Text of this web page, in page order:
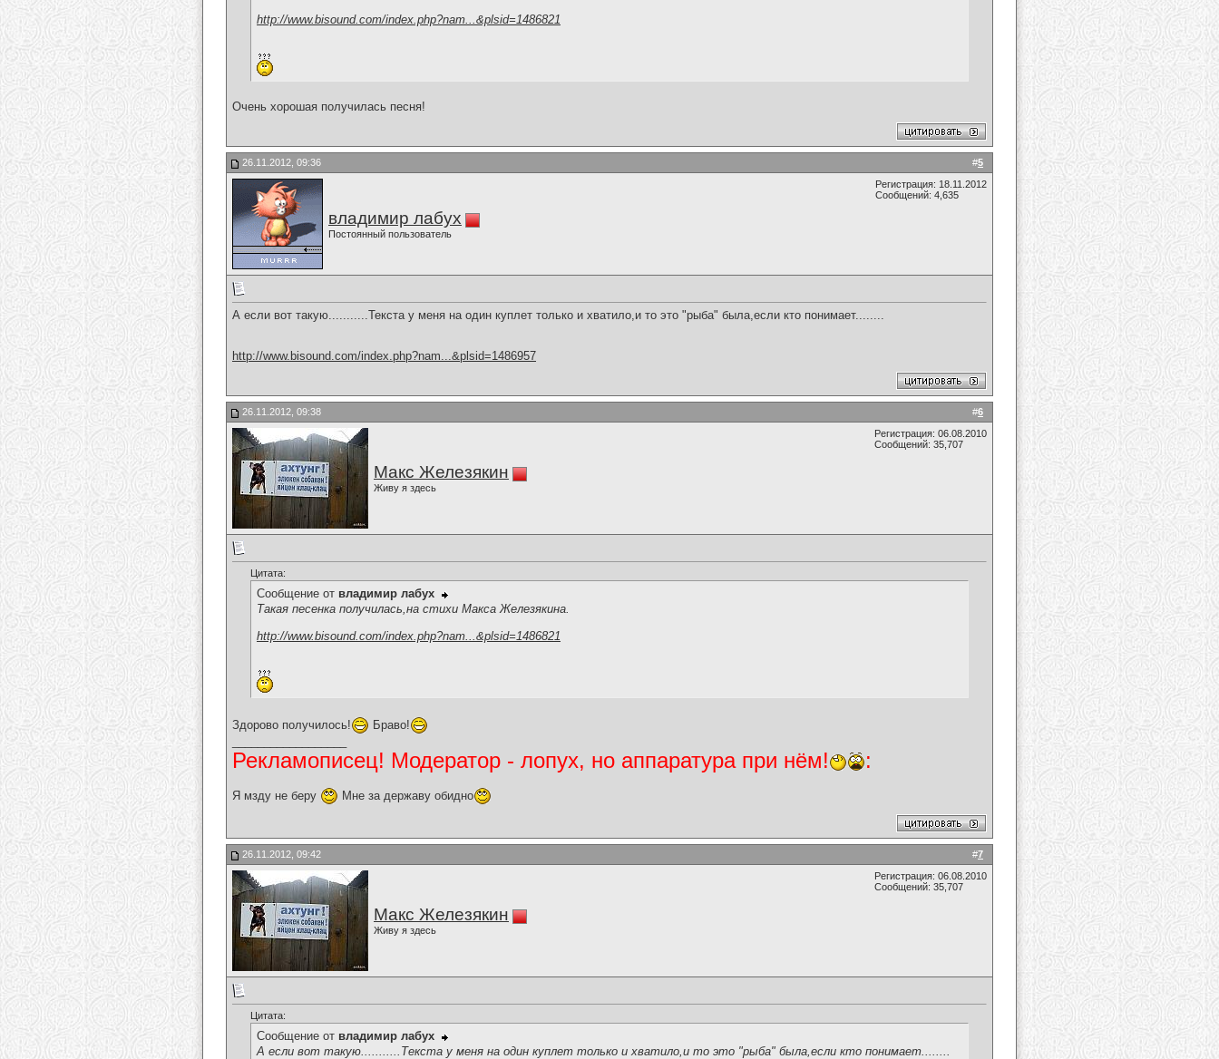
http://www.bisound.com/index.php?nam...&plsid=1486821
Очень хорошая получилась песня!
#5
26.11.2012, 09:36
владимир лабух
Постоянный пользователь
Регистрация: 18.11.2012
Сообщений: 4,635
А если вот такую...........Текста у меня на один куплет только и хватило,и то это "рыба" была,если кто понимает........
http://www.bisound.com/index.php?nam...&plsid=1486957
#6
26.11.2012, 09:38
Макс Железякин
Живу я здесь
Регистрация: 06.08.2010
Сообщений: 35,707
Цитата:
Сообщение от владимир лабух
Такая песенка получилась,на стихи Макса Железякина.
http://www.bisound.com/index.php?nam...&plsid=1486821
Здорово получилось!
Браво!
Рекламописец! Модератор - лопух, но аппаратура при нём! :
Я мзду не беру Мне за державу обидно
#7
26.11.2012, 09:42
Макс Железякин
Живу я здесь
Регистрация: 06.08.2010
Сообщений: 35,707
Цитата:
Сообщение от владимир лабух
А если вот такую...........Текста у меня на один куплет только и хватило,и то это "рыба" была,если кто понимает........